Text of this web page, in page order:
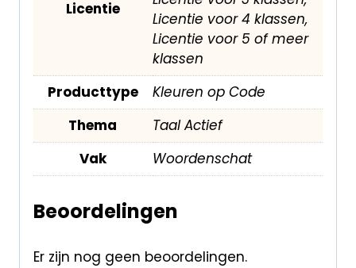
Licentie
Licentie voor 4 klassen,
Licentie voor 5 of meer
klassen
Producttype
Kleuren op Code
Thema
Taal Actief
Vak
Woordenschat
Beoordelingen
Er zijn nog geen beoordelingen.